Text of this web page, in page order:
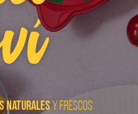
naturales y frescos